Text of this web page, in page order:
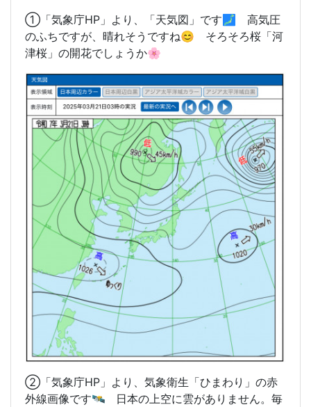
①「気象庁HP」より、「天気図」です🗾 高気圧
のふちですが、晴れそうですね😊 そろそろ桜「河
津桜」の開花でしょうか🌸
②「気象庁HP」より、気象衛生「ひまわり」の赤
外線画像です🛰️ 日本の上空に雲がありません。毎